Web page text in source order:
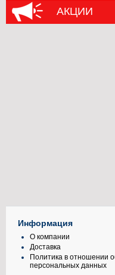
АКЦИИ
Информация
О компании
Доставка
Политика в отношении
персональных данных